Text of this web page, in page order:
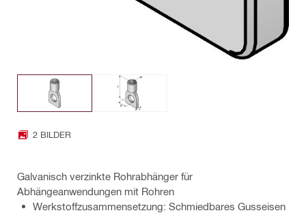
2 BILDER
Galvanisch verzinkte Rohrabhänger für
Abhängeanwendungen mit Rohren
Werkstoffzusammensetzung: Schmiedbares Gusseisen